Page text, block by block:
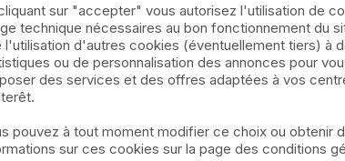
Paris (Tour Saint Jacques) Villiers-le-Bel
à la Tour Saint Jacques en passant par
»
sur "accepter" vous autorisez l'utilisation de
technique nécessaires au bon fonctionnement du
l'utilisation d'autres cookies (éventuellement tiers) à
ou de personnalisation des annonces pour
des services et des offres adaptées à vos
pouvez à tout moment modifier ce choix ou obtenir
sur ces cookies sur la page des conditions